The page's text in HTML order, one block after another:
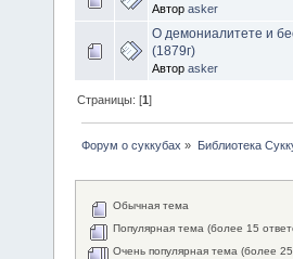
Автор asker
О демониалитете и
(1879г)
Автор asker
Страницы: [1]
Форум о суккубах » Библиотека
Обычная тема
Популярная тема (более 15
Очень популярная тема (более